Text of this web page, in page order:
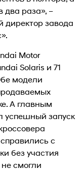
два раза», –
директор завода
Motor
Solaris и 71
модели
А главным
успешный запуск
с
без участия
смогли